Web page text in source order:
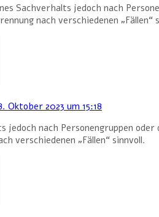
Sachverhalts jedoch nach
nach verschiedenen „Fällen“
Oktober 2023 um 15:18
jedoch nach Personengruppen
verschiedenen „Fällen“ sinnvoll.